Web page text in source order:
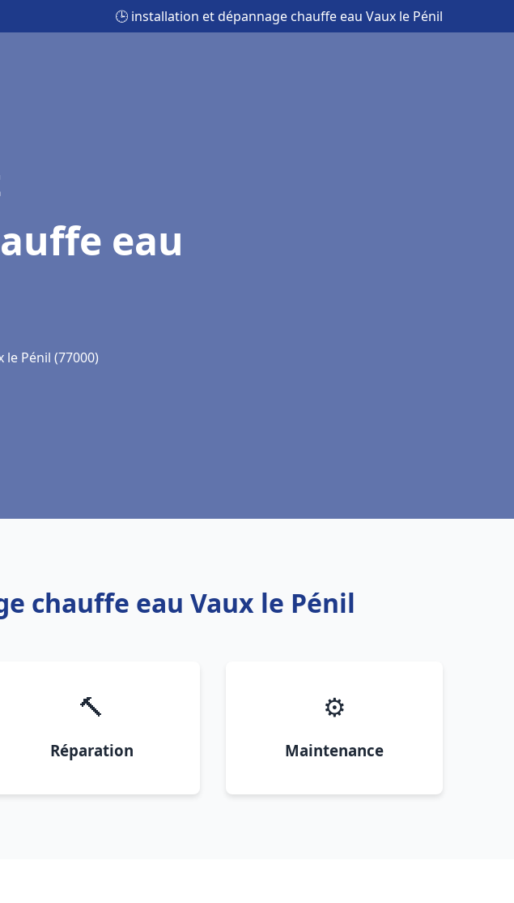
🕒 installation et dépannage chauffe eau Vaux le Pénil
eau
Pénil (77000)
chauffe eau Vaux le Pénil
🔨
Réparation
⚙️
Maintenance